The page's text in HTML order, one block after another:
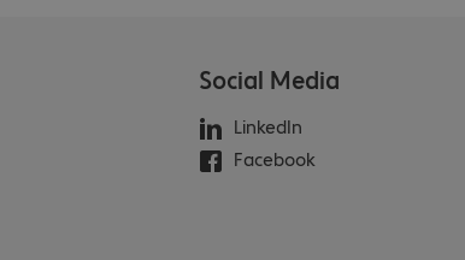
Social Media
LinkedIn
Facebook